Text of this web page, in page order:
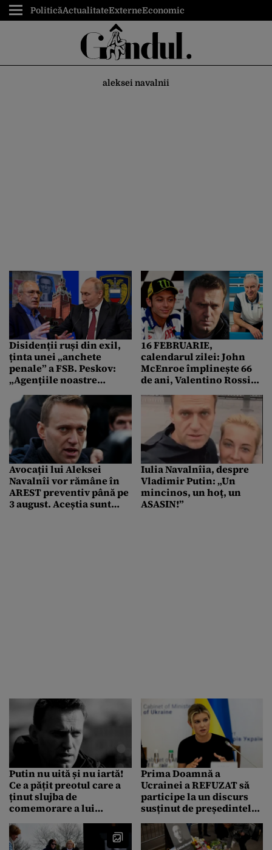
PoliticăActualitateExterneEconomic
aleksei navalnii
Disidenții ruși din exil,
ținta unei „anchete
penale” a FSB. Peskov:
„Agențiile noastre
necesare”
16 FEBRUARIE,
calendarul zilei: John
McEnroe împlinește 66
de ani, Valentino Rossi
lui Aleksei Navalnîi
Avocații lui Aleksei
Navalnîi vor rămâne în
AREST preventiv până pe
3 august. Aceștia sunt
Iulia Navalnîia, despre
Vladimir Putin: „Un
mincinos, un hoț, un
ASASIN!”
Putin nu uită și nu iartă!
Ce a pățit preotul care a
ținut slujba de
comemorare a lui
Prima Doamnă a
Ucrainei a REFUZAT să
participe la un discurs
susținut de președintele
alături de soția lui
Aleksei Navalnîi